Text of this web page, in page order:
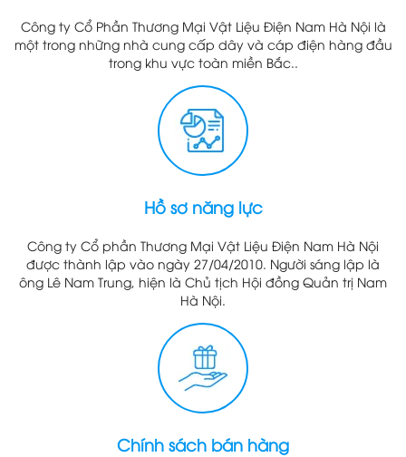
Công ty Cổ Phần Thương Mại Vật Liệu Điện Nam Hà Nội là
một trong những nhà cung cấp dây và cáp điện hàng đầu
trong khu vực toàn miền Bắc..
Hồ sơ năng lực
Công ty Cổ phần Thương Mại Vật Liệu Điện Nam Hà Nội
được thành lập vào ngày 27/04/2010. Người sáng lập là
ông Lê Nam Trung, hiện là Chủ tịch Hội đồng Quản trị Nam
Hà Nội.
Chính sách bán hàng